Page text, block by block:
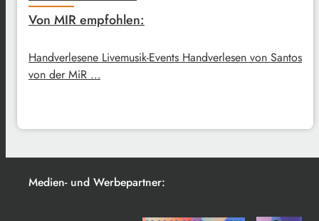
Von MIR empfohlen:
Handverlesene Livemusik-Events Handverlesen von Santos
von der MiR …
Medien- und Werbepartner: